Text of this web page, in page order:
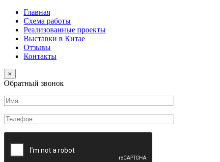
Главная
Схема работы
Реализованные проекты
Выставки в Китае
Отзывы
Контакты
×
Обратный звонок